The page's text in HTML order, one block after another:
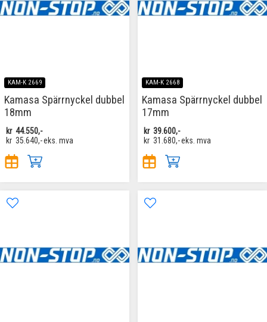
KAM-K 2669
Kamasa Spärrnyckel dubbel
18mm
kr 44.550,-
kr 35.640,-eks. mva
KAM-K 2668
Kamasa Spärrnyckel dubbel
17mm
kr 39.600,-
kr 31.680,-eks. mva